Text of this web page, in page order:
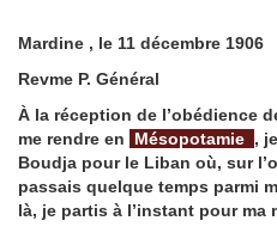
Mardine , le 11 décembre 1906
Revme P. Général
À la réception de l’obédience
me rendre en
Mésopotamie ,
Boudja pour le Liban où, sur
passais quelque temps parmi
là, je partis à l’instant pour ma